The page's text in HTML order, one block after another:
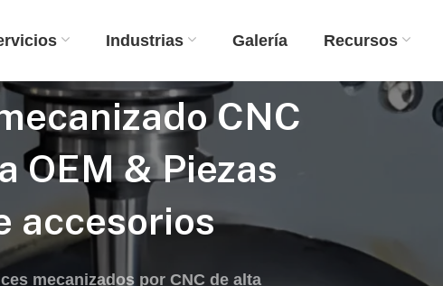
Industrias Galería Recursos
CNC
OEM & Piezas
accesorios
mecanizados por CNC de alta